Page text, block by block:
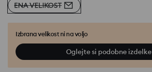
ENA VELIKOST
Izbrana velikost ni na voljo
Oglejte si podobne izdelke